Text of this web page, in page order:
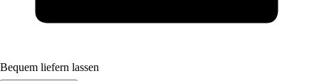
Bequem liefern lassen